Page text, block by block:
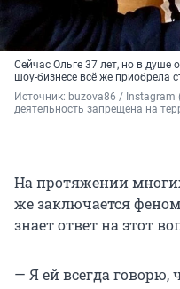
Сейчас Ольге 37 лет, но в душе
шоу-бизнесе всё же приобрела
Источник: buzova86 / Instagram
деятельность запрещена на
На протяжении
же заключается
знает ответ на этот
— Я ей всегда говорю,